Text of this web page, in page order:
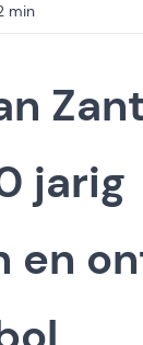
jarig
en